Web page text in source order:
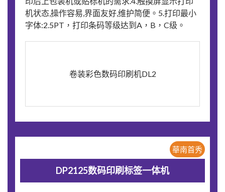
机状态,操作容易,界面友好,维护简便。5.打印最小
字体:2.5PT，打印条码等级达到A，B，C级。
卷装彩色数码印刷机DL2
華南首秀
DP2125数码印刷标签一体机